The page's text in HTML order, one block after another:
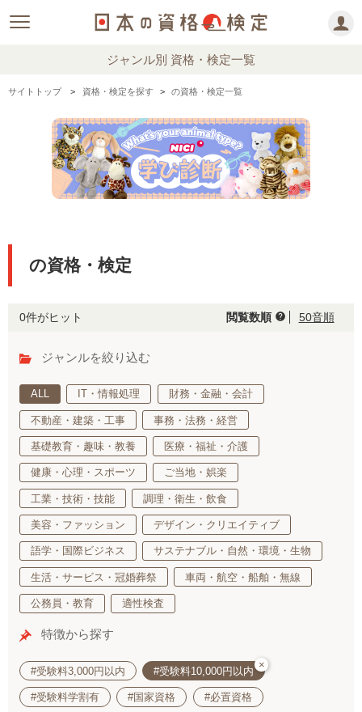
ジャンル別 資格・検定一覧
サイトトップ 資格・検定を探す の資格・検定一覧
の資格・検定
0件がヒット 閲覧数順 help 50音順
ジャンルを絞り込む
ALL IT・情報処理 財務・金融・会計
不動産・建築・工事 事務・法務・経営
基礎教育・趣味・教養 医療・福祉・介護
健康・心理・スポーツ ご当地・娯楽
工業・技術・技能 調理・衛生・飲食
美容・ファッション デザイン・クリエイティブ
語学・国際ビジネス サステナブル・自然・環境・生物
生活・サービス・冠婚葬祭 車両・航空・船舶・無線
公務員・教育 適性検査
特徴から探す
#受験料3,000円以内 #受験料10,000円以内
×
#受験料学割有 #国家資格 #必置資格